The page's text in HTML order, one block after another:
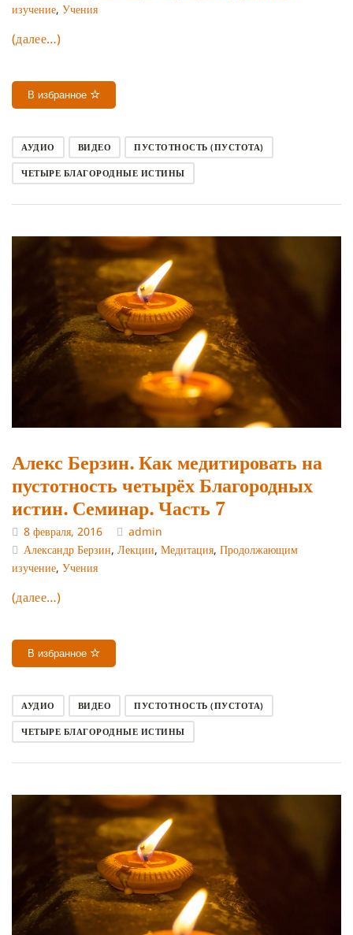
изучение, Учения
(далее…)
В избранное
АУДИО ВИДЕО ПУСТОТНОСТЬ (ПУСТОТА)
ЧЕТЫРЕ БЛАГОРОДНЫЕ ИСТИНЫ
Алекс Берзин. Как медитировать на
пустотность четырёх Благородных
истин. Семинар. Часть 7
8 февраля, 2016
admin
Александр Берзин, Лекции, Медитация, Продолжающим
изучение, Учения
(далее…)
В избранное
АУДИО ВИДЕО ПУСТОТНОСТЬ (ПУСТОТА)
ЧЕТЫРЕ БЛАГОРОДНЫЕ ИСТИНЫ